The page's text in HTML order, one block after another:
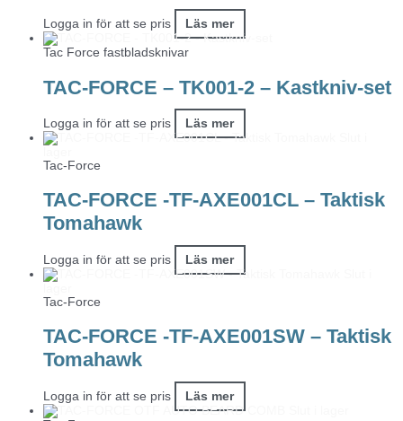
Logga in för att se pris Läs mer
Tac Force fastbladsknivar
TAC-FORCE – TK001-2 – Kastkniv-set
Logga in för att se pris
Läs mer
Tac-Force
TAC-FORCE -TF-AXE001CL – Taktisk
Tomahawk
Logga in för att se pris
Läs mer
Tac-Force
TAC-FORCE -TF-AXE001SW – Taktisk
Tomahawk
Logga in för att se pris
Läs mer